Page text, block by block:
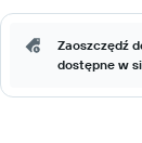
Zaoszczędź
dostępne w